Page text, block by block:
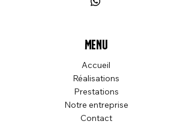
Menu
Accueil
Réalisations
Prestations
Notre entreprise
Contact